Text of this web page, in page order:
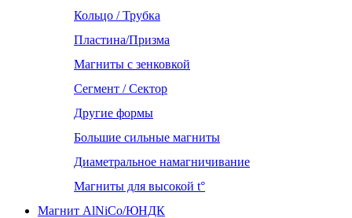
Кольцо / Трубка
Пластина/Призма
Магниты с зенковкой
Сегмент / Сектор
Другие формы
Большие сильные магниты
Диаметральное намагничивание
Магниты для высокой t°
Магнит AlNiCo/ЮНДК